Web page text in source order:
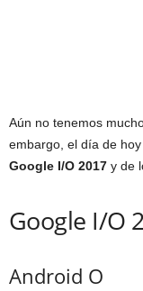
Aún no tenemos
embargo, el día de
Google I/O 2017 y de
Google I/O
Android O